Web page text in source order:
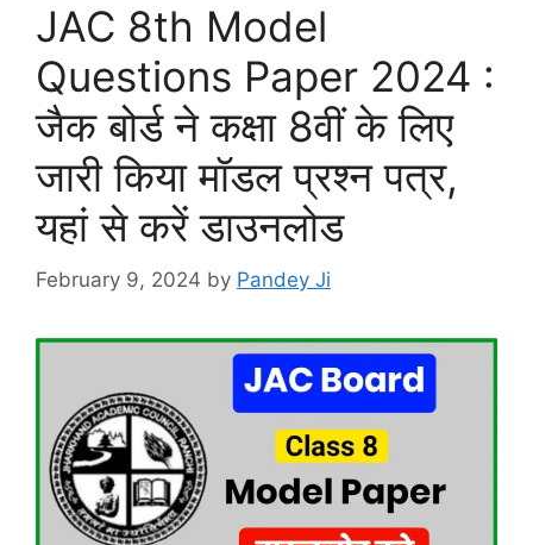
JAC 8th Model
Questions Paper 2024 :
जैक बोर्ड ने कक्षा 8वीं के लिए
जारी किया मॉडल प्रश्न पत्र,
यहां से करें डाउनलोड
February 9, 2024 by Pandey Ji